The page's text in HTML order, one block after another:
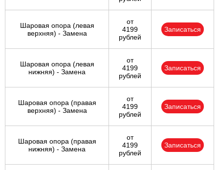
Шаровая опора (левая
верхняя) - Замена
от
4199
рублей
Записаться
Шаровая опора (левая
нижняя) - Замена
от
4199
рублей
Записаться
Шаровая опора (правая
верхняя) - Замена
от
4199
рублей
Записаться
Шаровая опора (правая
нижняя) - Замена
от
4199
рублей
Записаться